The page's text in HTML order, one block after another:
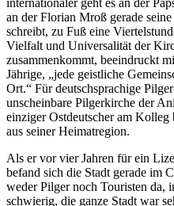
an der Florian Mroß gerade
schreibt, zu Fuß eine
Vielfalt und Universalität der
zusammenkommt, beeindruckt
Jährige, „jede geistliche
Ort.“ Für deutschsprachige
unscheinbare Pilgerkirche der
einziger Ostdeutscher am
aus seiner Heimatregion.
Als er vor vier Jahren für ein
befand sich die Stadt gerade im
weder Pilger noch Touristen da,
schwierig, die ganze Stadt war